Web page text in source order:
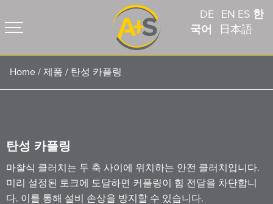
DE EN ES 한
국어
日本語
Home / 제품 / 탄성 카플링
탄성 카플링
마찰식 클러치는 두 축 사이에 위치하는 안전 클러치입니다.
미리 설정된 토크에 도달하면 커플링이 힘 전달을 차단합니
다. 이를 통해 설비 손상을 방지할 수 있습니다.